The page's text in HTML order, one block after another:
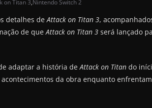
on Titan 3,Nintendo Switch 2
detalhes deAttack on Titan 3,
de queAttack on Titan 3 será lançado
adaptar a história deAttack on Titan do
da obra enquanto